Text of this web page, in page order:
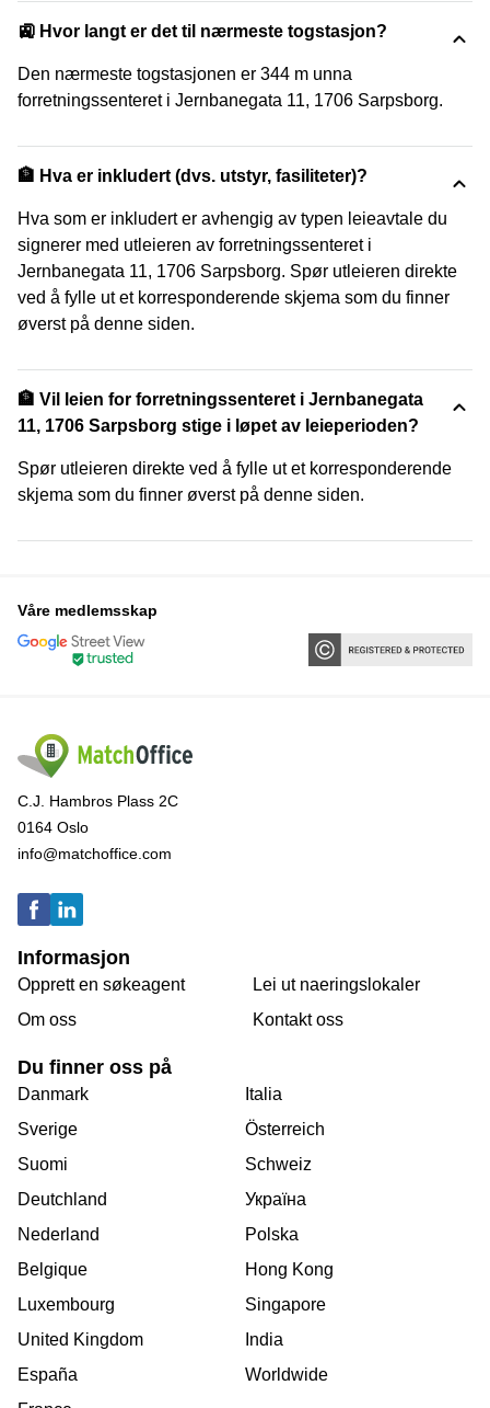
🚉 Hvor langt er det til nærmeste togstasjon?
Den nærmeste togstasjonen er 344 m unna
forretningssenteret i Jernbanegata 11, 1706 Sarpsborg.
🏦 Hva er inkludert (dvs. utstyr, fasiliteter)?
Hva som er inkludert er avhengig av typen leieavtale du
signerer med utleieren av forretningssenteret i
Jernbanegata 11, 1706 Sarpsborg. Spør utleieren direkte
ved å fylle ut et korresponderende skjema som du finner
øverst på denne siden.
🏦 Vil leien for forretningssenteret i Jernbanegata
11, 1706 Sarpsborg stige i løpet av leieperioden?
Spør utleieren direkte ved å fylle ut et korresponderende
skjema som du finner øverst på denne siden.
Våre medlemsskap
C.J. Hambros Plass 2C
0164 Oslo
info@matchoffice.com
Informasjon
Opprett en søkeagent
Om oss
Lei ut naeringslokaler
Kontakt oss
Du finner oss på
Danmark
Sverige
Suomi
Deutchland
Nederland
Belgique
Luxembourg
United Kingdom
España
Italia
Österreich
Schweiz
Україна
Polska
Hong Kong
Singapore
India
Worldwide